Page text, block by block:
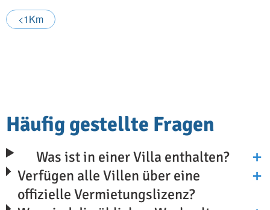
<1Km
Häufig gestellte Fragen
Was ist in einer Villa enthalten?
Verfügen alle Villen über eine
offizielle Vermietungslizenz?